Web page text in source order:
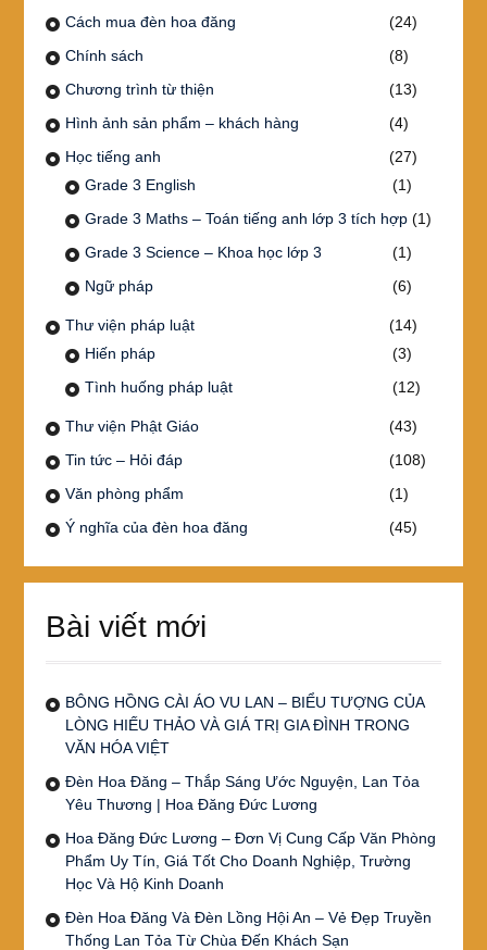
Cách mua đèn hoa đăng
(24)
Chính sách
(8)
Chương trình từ thiện
(13)
Hình ảnh sản phẩm – khách hàng
(4)
Học tiếng anh
(27)
Grade 3 English
(1)
Grade 3 Maths – Toán tiếng anh lớp 3 tích hợp(1)
Grade 3 Science – Khoa học lớp 3
(1)
Ngữ pháp
(6)
Thư viện pháp luật
(14)
Hiến pháp
(3)
Tình huống pháp luật
(12)
Thư viện Phật Giáo
(43)
Tin tức – Hỏi đáp
(108)
Văn phòng phẩm
(1)
Ý nghĩa của đèn hoa đăng
(45)
Bài viết mới
BÔNG HỒNG CÀI ÁO VU LAN – BIỂU TƯỢNG CỦA
LÒNG HIẾU THẢO VÀ GIÁ TRỊ GIA ĐÌNH TRONG
VĂN HÓA VIỆT
Đèn Hoa Đăng – Thắp Sáng Ước Nguyện, Lan Tỏa
Yêu Thương | Hoa Đăng Đức Lương
Hoa Đăng Đức Lương – Đơn Vị Cung Cấp Văn Phòng
Phẩm Uy Tín, Giá Tốt Cho Doanh Nghiệp, Trường
Học Và Hộ Kinh Doanh
Đèn Hoa Đăng Và Đèn Lồng Hội An – Vẻ Đẹp Truyền
Thống Lan Tỏa Từ Chùa Đến Khách Sạn